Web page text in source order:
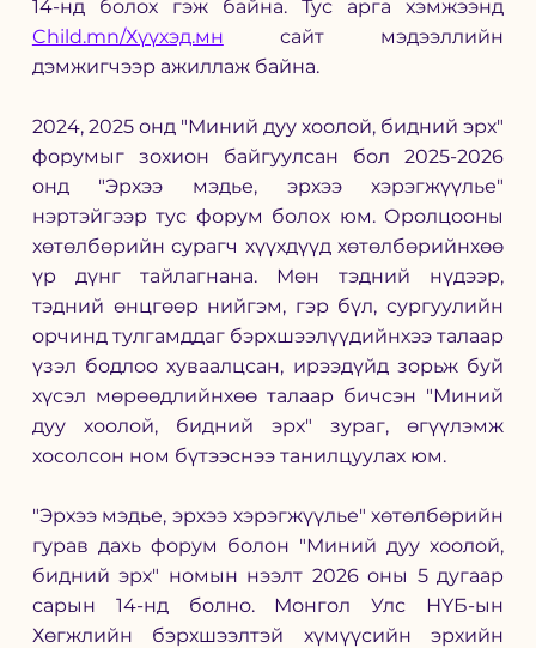
Child.mn/Хүүхэд.мн сайт мэдээллийн
дэмжигчээр ажиллаж байна.
2024, 2025 онд "Миний дуу хоолой, бидний эрх"
форумыг зохион байгуулсан бол 2025-2026
онд "Эрхээ мэдье, эрхээ хэрэгжүүлье"
нэртэйгээр тус форум болох юм. Оролцооны
хөтөлбөрийн сурагч хүүхдүүд хөтөлбөрийнхөө
үр дүнг тайлагнана. Мөн тэдний нүдээр,
тэдний өнцгөөр нийгэм, гэр бүл, сургуулийн
орчинд тулгамддаг бэрхшээлүүдийнхээ талаар
үзэл бодлоо хуваалцсан, ирээдүйд зорьж буй
хүсэл мөрөөдлийнхөө талаар бичсэн "Миний
дуу хоолой, бидний эрх" зураг, өгүүлэмж
хосолсон ном бүтээснээ танилцуулах юм.
"Эрхээ мэдье, эрхээ хэрэгжүүлье" хөтөлбөрийн
гурав дахь форум болон "Миний дуу хоолой,
бидний эрх" номын нээлт 2026 оны 5 дугаар
сарын 14-нд болно. Монгол Улс НҮБ-ын
Хөгжлийн бэрхшээлтэй хүмүүсийн эрхийн